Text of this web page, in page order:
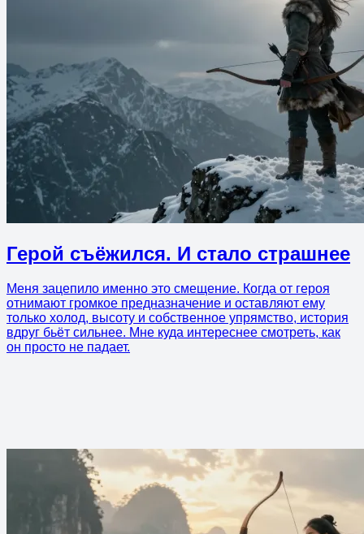
Герой съёжился. И стало страшнее
Меня зацепило именно это смещение. Когда от героя
отнимают громкое предназначение и оставляют ему
только холод, высоту и собственное упрямство, история
вдруг бьёт сильнее. Мне куда интереснее смотреть, как
он просто не падает.